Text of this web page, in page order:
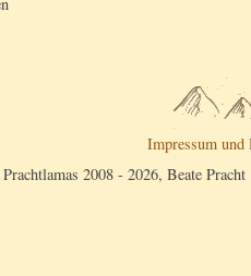
Impressum und
2008 - 2026, Beate Pracht